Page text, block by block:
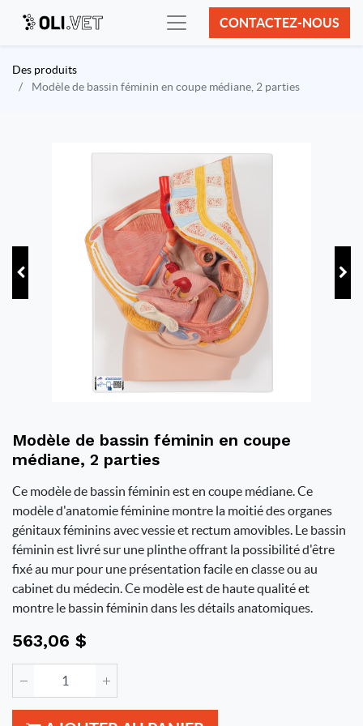
CONTACTEZ-NOUS
Des produits
Modèle de bassin féminin en coupe médiane, 2 parties
Modèle de bassin féminin en coupe
médiane, 2 parties
Ce modèle de bassin féminin est en coupe médiane. Ce
modèle d'anatomie féminine montre la moitié des organes
génitaux féminins avec vessie et rectum amovibles. Le bassin
féminin est livré sur une plinthe offrant la possibilité d'être
fixé au mur pour une présentation facile en classe ou au
cabinet du médecin. Ce modèle est de haute qualité et
montre le bassin féminin dans les détails anatomiques.
563,06 $